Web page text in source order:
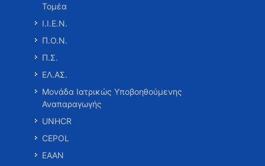
Τομέα
Ι.Ι.Ε.Ν.
Π.Ο.Ν.
Π.Σ.
ΕΛ.ΑΣ.
Μονάδα Ιατρικώς Υποβοηθούμενης
Αναπαραγωγής
UNHCR
CEPOL
ΕΑΑΝ